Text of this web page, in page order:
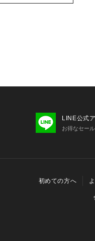
LINE公式
お得なセー
初めての方へ
特定商取
Cookieおよび